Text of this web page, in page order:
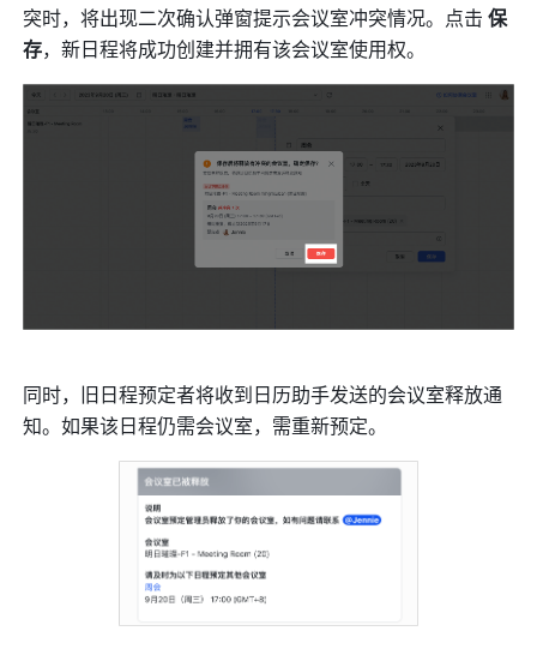
突时，将出现二次确认弹窗提示会议室冲突情况。点击 保
存，新日程将成功创建并拥有该会议室使用权。
同时，旧日程预定者将收到日历助手发送的会议室释放通
知。如果该日程仍需会议室，需重新预定。